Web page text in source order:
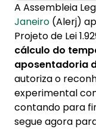
1. Tribunal de
2. Problemas
A Assembleia
Janeiro (Alerj)
Projeto de Lei
cálculo do
aposentadoria
autoriza o
experimental
contando para
segue agora